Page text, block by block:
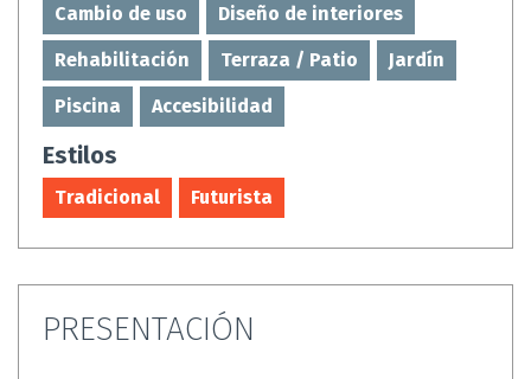
Cambio de uso Diseño de interiores
Rehabilitación Terraza / Patio Jardín
Piscina Accesibilidad
Estilos
Tradicional Futurista
PRESENTACIÓN